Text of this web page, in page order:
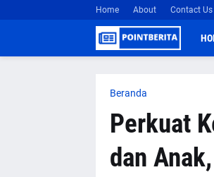
Home About Contact Us
Beranda
Perkuat
dan